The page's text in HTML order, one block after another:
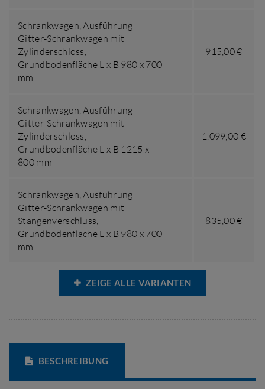
Schrankwagen,Ausführung
Gitter-Schrankwagen mit
Zylinderschloss,
Grundbodenfläche L x B 980 x 700
mm
915,00 €
Schrankwagen,Ausführung
Gitter-Schrankwagen mit
Zylinderschloss,
Grundbodenfläche L x B 1215 x
800 mm
1.099,00 €
Schrankwagen,Ausführung
Gitter-Schrankwagen mit
Stangenverschluss,
Grundbodenfläche L x B 980 x 700
mm
835,00 €
ZEIGE ALLE VARIANTEN
BESCHREIBUNG